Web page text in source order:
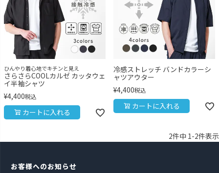
ひんやり着心地でキチンと見え
さらさらCOOLカルゼ カッタウェ
イ半袖シャツ
¥4,400税込
カートに入れる
冷感ストレッチ バンドカラーシ
ャツアウター
¥4,400税込
カートに入れる
2件中 1-2件表示
お客様へのお知らせ